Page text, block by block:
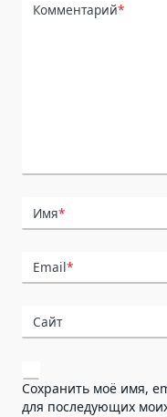
Комментарий*
Имя*
Email*
Сайт
Сохранить моё имя,
для последующих